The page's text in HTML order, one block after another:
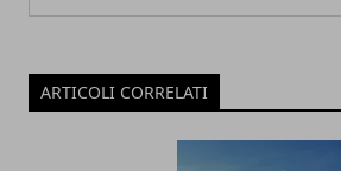
ARTICOLI CORRELATI